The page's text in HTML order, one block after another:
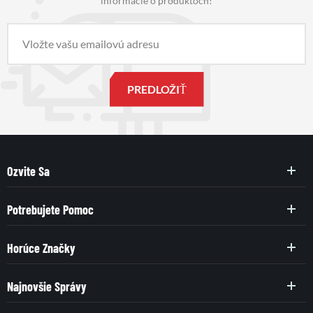
Ozvite Sa
Potrebujete Pomoc
Horúce Značky
Najnovšie Správy